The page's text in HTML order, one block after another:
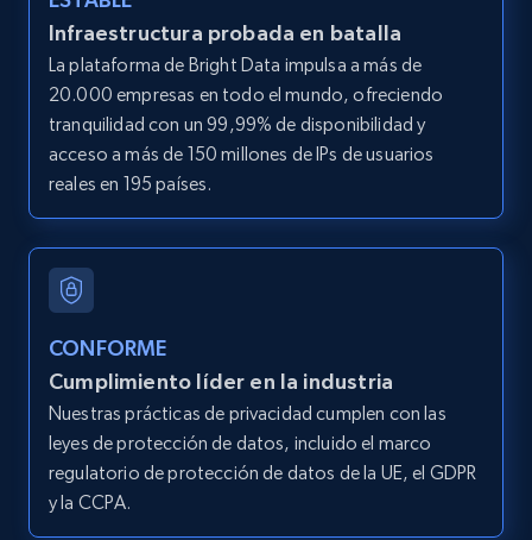
LinkedIn posts
URL, ID, User id, Use url, Title, Headline, Post
text, Date posted, and more.
11.3K+
LinkedIn posts - Discover user's articles by
URL
URL, ID, User id, Use url, Title, Headline, Post
text, Date posted, and more.
11.3K+ 1.5K+ Prueba gratuita
Infraestructura probada en batalla
La plataforma de Bright Data impulsa a más de
20.000 empresas en todo el mundo, ofreciendo
tranquilidad con un 99,99% de disponibilidad y
acceso a más de 150 millones de IPs de usuarios
reales en 195 países.
CONFORME
Cumplimiento líder en la industria
Nuestras prácticas de privacidad cumplen con las
leyes de protección de datos, incluido el marco
regulatorio de protección de datos de la UE, el GDPR
y la CCPA.